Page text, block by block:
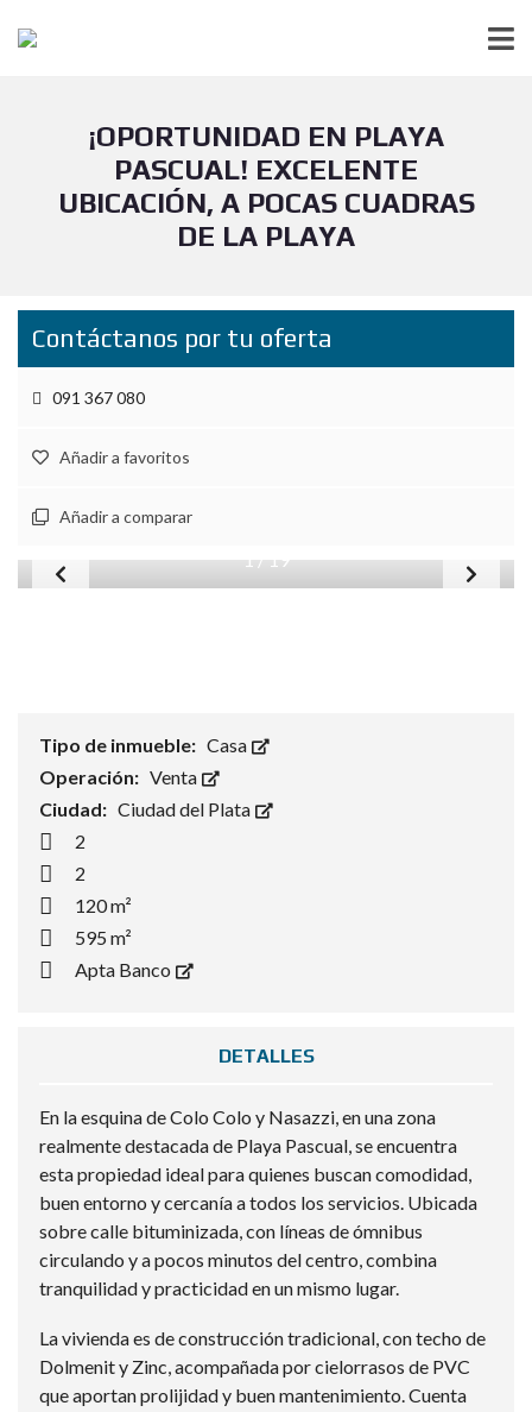
¡OPORTUNIDAD EN PLAYA
PASCUAL! EXCELENTE
UBICACIÓN, A POCAS CUADRAS
DE LA PLAYA
Contáctanos por tu oferta
091 367 080
Añadir a favoritos
Añadir a comparar
1/19
Tipo de inmueble: Casa
Operación: Venta
Ciudad: Ciudad del Plata
2
2
120 m²
595 m²
Apta Banco
DETALLES
En la esquina de Colo Colo y Nasazzi, en una zona
realmente destacada de Playa Pascual, se encuentra
esta propiedad ideal para quienes buscan comodidad,
buen entorno y cercanía a todos los servicios. Ubicada
sobre calle bituminizada, con líneas de ómnibus
circulando y a pocos minutos del centro, combina
tranquilidad y practicidad en un mismo lugar.
La vivienda es de construcción tradicional, con techo de
Dolmenit y Zinc, acompañada por cielorrasos de PVC
que aportan prolijidad y buen mantenimiento. Cuenta